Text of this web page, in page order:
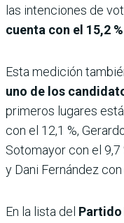
las intenciones de
cuenta con el 15,2 %
Esta medición
uno de los
primeros lugares
con el 12,1 %,
Sotomayor con el 9,7
y Dani Fernández con
En la lista del